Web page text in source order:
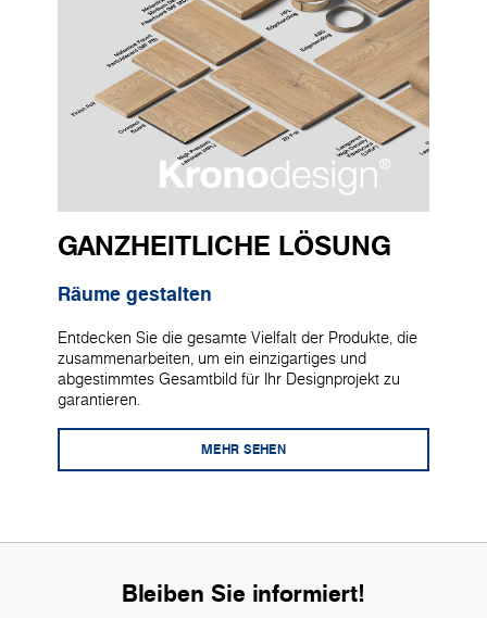
GANZHEITLICHE LÖSUNG
Räume gestalten
Entdecken Sie die gesamte Vielfalt der Produkte, die
zusammenarbeiten, um ein einzigartiges und
abgestimmtes Gesamtbild für Ihr Designprojekt zu
garantieren.
MEHR SEHEN
Bleiben Sie informiert!